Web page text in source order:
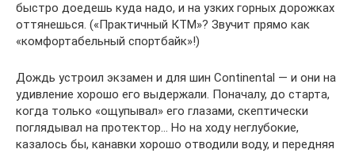
быстро доедешь куда надо, и на узких горных дорожках
оттянешься. («Практичный КТМ»? Звучит прямо как
«комфортабельный спортбайк»!)
Дождь устроил экзамен и для шин Continental — и они на
удивление хорошо его выдержали. Поначалу, до старта,
когда только «ощупывал» его глазами, скептически
поглядывал на протектор… Но на ходу неглубокие,
казалось бы, канавки хорошо отводили воду, и передняя